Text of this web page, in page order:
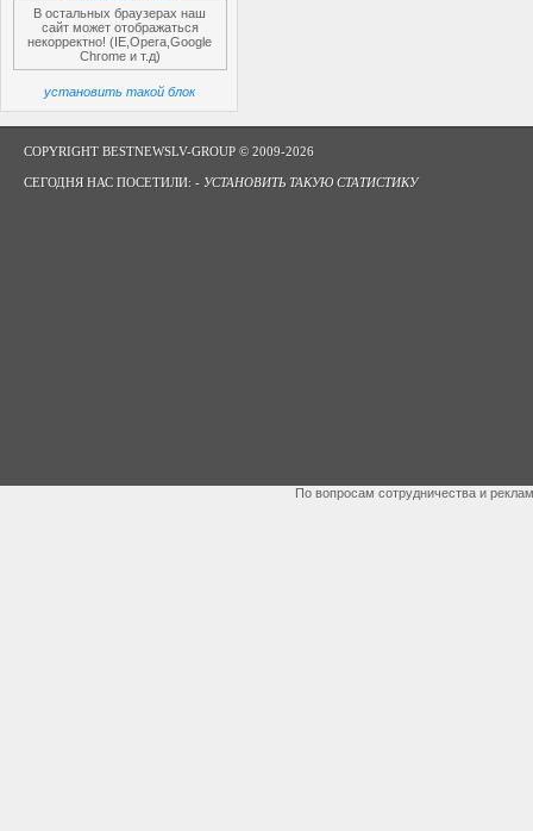
В остальных браузерах наш
сайт может отображаться
некорректно! (IE,Opera,Google
Chrome и т.д)
установить такой блок
COPYRIGHT BESTNEWSLV-GROUP © 2009-2026
СЕГОДНЯ НАС ПОСЕТИЛИ: - УСТАНОВИТЬ ТАКУЮ СТАТИСТИКУ
По вопросам сотрудничества и